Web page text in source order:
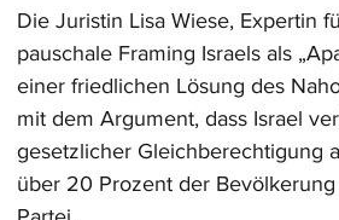
Die Juristin Lisa Wiese, Expertin
pauschale Framing Israels als
einer friedlichen Lösung des
mit dem Argument, dass Israel
gesetzlicher Gleichberechtigung
über 20 Prozent der